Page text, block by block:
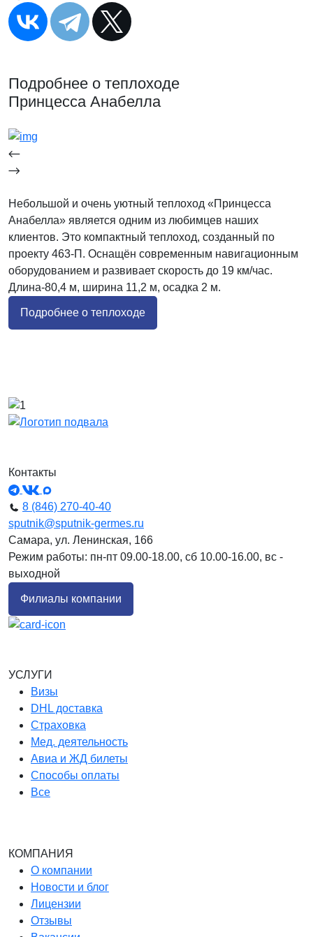
Подробнее о теплоходе
Принцесса Анабелла
Небольшой и очень уютный теплоход «Принцесса
Анабелла» является одним из любимцев наших
клиентов. Это компактный теплоход, созданный по
проекту 463-П. Оснащён современным навигационным
оборудованием и развивает скорость до 19 км/час.
Длина-80,4 м, ширина 11,2 м, осадка 2 м.
Подробнее о теплоходе
УСЛУГИ
Визы
DHL доставка
Страховка
Мед. деятельность
Авиа и ЖД билеты
Способы оплаты
Все
КОМПАНИЯ
О компании
Новости и блог
Лицензии
Отзывы
Контакты
8 (846) 270-40-40
sputnik@sputnik-germes.ru
Самара, ул. Ленинская, 166
Режим работы: пн-пт 09.00-18.00, сб 10.00-16.00, вс -
выходной
Филиалы компании